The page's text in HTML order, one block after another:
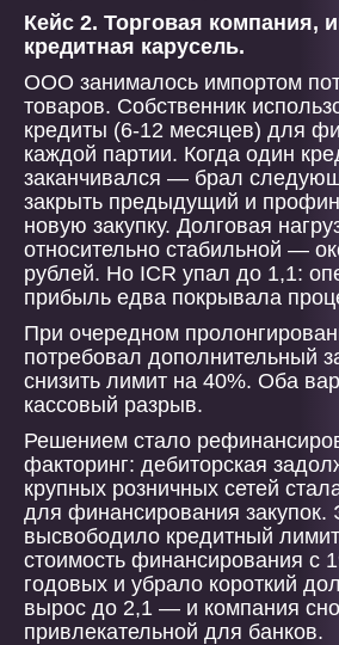
Кейс 2. Торговая компания,
кредитная карусель.
ООО занималось импортом
товаров. Собственник
кредиты (6-12 месяцев) для
каждой партии. Когда один
заканчивался — брал
закрыть предыдущий и
новую закупку. Долговая
относительно стабильной —
рублей. Но ICR упал до 1,1:
прибыль едва покрывала
При очередном
потребовал дополнительный
снизить лимит на 40%. Оба
кассовый разрыв.
Решением стало
факторинг: дебиторская
крупных розничных сетей
для финансирования закупок.
высвободило кредитный
стоимость финансирования с
годовых и убрало короткий
вырос до 2,1 — и компания
привлекательной для банков.